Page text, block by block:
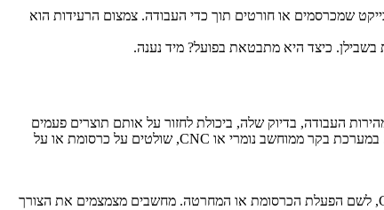
שמכרסמים או חורטים תוך כדי העבודה. צמצום הרעידות הוא
כיצד היא מתבטאת בפועל? מיד נענה.
העבודה, בדיוק שלה, ביכולת לחזור על אותם תוצרים פעמים
רבות תוך שמירה על איכות רצויה ועוד. ספציפית בנושא עיבוד שבבי, המחשוב עשה מהפיכה של ממש, תוך הצגת פתרונותComputer Numerical Control. במערכת בקר ממוחשב נומרי או CNC, שולטים על כרסומת או על
– שילוב המחשבים האישיים בעולם העסקים הביא עוצמת מחשוב גדולה למדי להישג ידם של רבים. הדבר מתבטא גם בעולם ה-CNC, לשם הפעלת הכרסומת או המחרטה. מחשבים מצמצמים את הצורך